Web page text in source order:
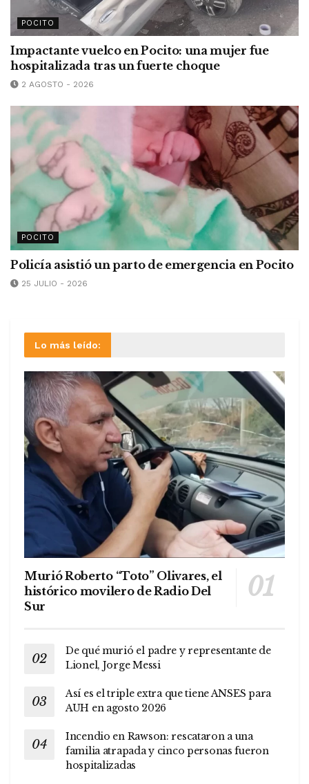
POCITO
Impactante vuelco en Pocito: una mujer fue
hospitalizada tras un fuerte choque
2 AGOSTO - 2026
POCITO
Policía asistió un parto de emergencia en Pocito
25 JULIO - 2026
Lo más leído:
Murió Roberto “Toto” Olivares, el
histórico movilero de Radio Del
Sur
De qué murió el padre y representante de
Lionel, Jorge Messi
Así es el triple extra que tiene ANSES para
AUH en agosto 2026
Incendio en Rawson: rescataron a una
familia atrapada y cinco personas fueron
hospitalizadas